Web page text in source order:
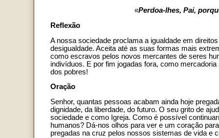
«Perdoa-lhes, Pai,
Reflexão
A nossa sociedade proclama a igualdade em
desigualdade. Aceita até as suas formas mais
como escravos pelos novos mercantes de seres
indivíduos. E por fim jogadas fora, como
dos pobres!
Oração
Senhor, quantas pessoas acabam ainda hoje
dignidade, da liberdade, do futuro. O seu grito de
sociedade e como Igreja. Como é possível
humanos? Dá-nos olhos para ver e um coração
pregadas na cruz pelos nossos sistemas de vida e